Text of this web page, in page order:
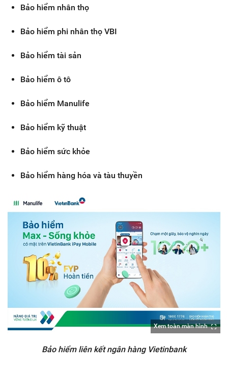
Bảo hiểm nhân thọ
Bảo hiểm phi nhân thọ VBI
Bảo hiểm tài sản
Bảo hiểm ô tô
Bảo hiểm Manulife
Bảo hiểm kỹ thuật
Bảo hiểm sức khỏe
Bảo hiểm hàng hóa và tàu thuyền
Xem toàn màn hình
Bảo hiểm liên kết ngân hàng Vietinbank